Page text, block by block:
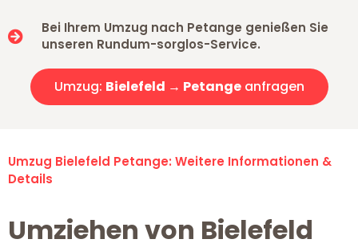
Bei Ihrem Umzug nach Petange genießen Sie
unseren Rundum-sorglos-Service.
Umzug: Bielefeld → Petangeanfragen
Umzug Bielefeld Petange: Weitere Informationen &
Details
Umziehen von Bielefeld